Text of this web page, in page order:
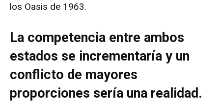
los Oasis de 1963.
La competencia entre ambos
estados se incrementaría y un
conflicto de mayores
proporciones sería una realidad.